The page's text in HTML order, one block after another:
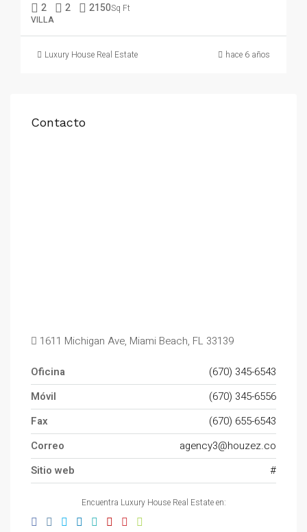
2 2 2150Sq Ft
VILLA
Luxury House Real Estate hace 6 años
Contacto
1611 Michigan Ave, Miami Beach, FL 33139
Oficina
(670) 345-6543
Móvil
(670) 345-6556
Fax
(670) 655-6543
Correo
agency3@houzez.co
Sitio web
#
Encuentra Luxury House Real Estate en: